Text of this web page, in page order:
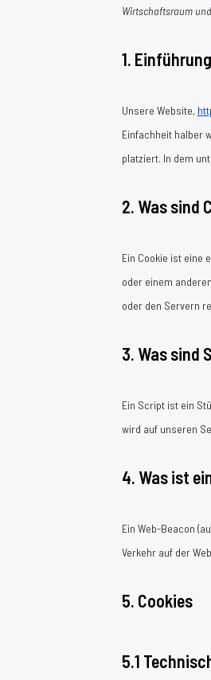
Wirtschaftsraum
1. Einführung
Unsere Website,
Einfachheit halber
platziert. In dem
2. Was sind
Ein Cookie ist eine
oder einem
oder den Servern
3. Was sind
Ein Script ist ein
wird auf unseren
4. Was ist
Ein Web-Beacon
Verkehr auf der
5. Cookies
5.1